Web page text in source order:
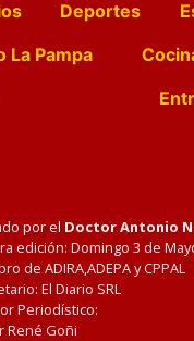
Deportes
La Pampa
por el Doctor Antonio
edición: Domingo 3 de
de ADIRA,ADEPA y CPPAL
El Diario SRL
Periodístico:
René Goñi